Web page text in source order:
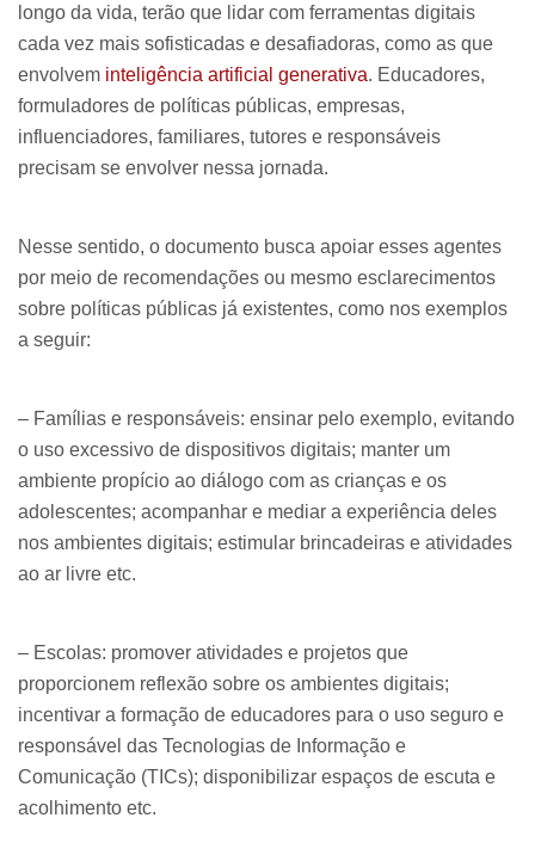
longo da vida, terão que lidar com ferramentas digitais
cada vez mais sofisticadas e desafiadoras, como as que
envolvem inteligência artificial generativa. Educadores,
formuladores de políticas públicas, empresas,
influenciadores, familiares, tutores e responsáveis
precisam se envolver nessa jornada.
Nesse sentido, o documento busca apoiar esses agentes
por meio de recomendações ou mesmo esclarecimentos
sobre políticas públicas já existentes, como nos exemplos
a seguir:
– Famílias e responsáveis: ensinar pelo exemplo, evitando
o uso excessivo de dispositivos digitais; manter um
ambiente propício ao diálogo com as crianças e os
adolescentes; acompanhar e mediar a experiência deles
nos ambientes digitais; estimular brincadeiras e atividades
ao ar livre etc.
– Escolas: promover atividades e projetos que
proporcionem reflexão sobre os ambientes digitais;
incentivar a formação de educadores para o uso seguro e
responsável das Tecnologias de Informação e
Comunicação (TICs); disponibilizar espaços de escuta e
acolhimento etc.